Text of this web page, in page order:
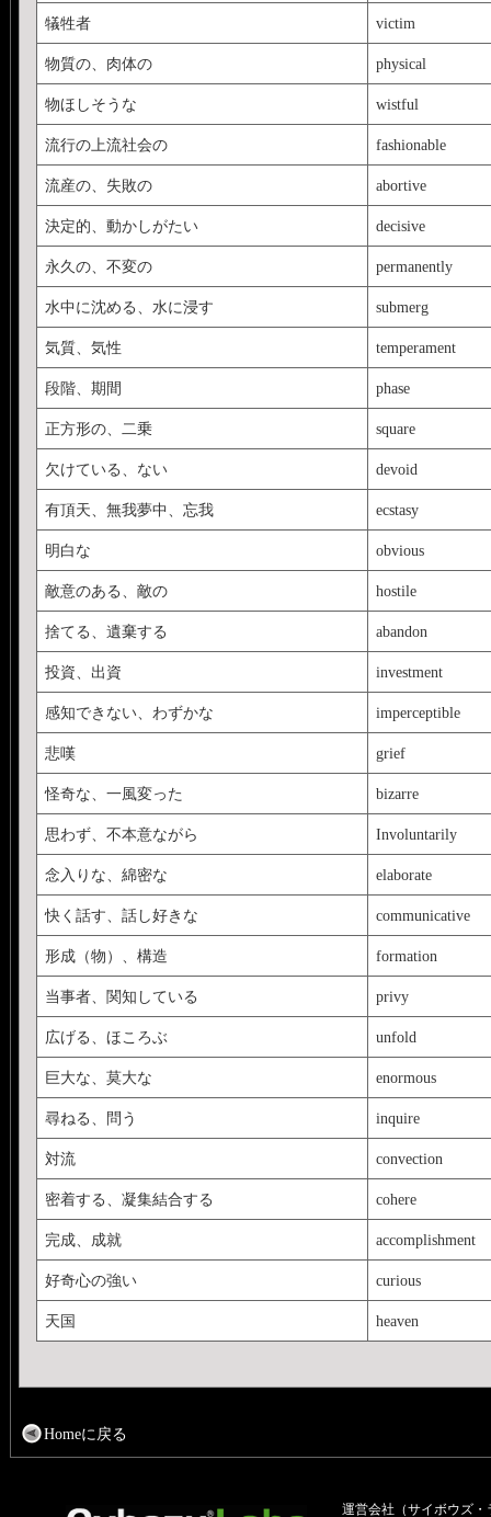
犠牲者 victim
物質の、肉体の physical
物ほしそうな wistful
流行の上流社会の fashionable
流産の、失敗の abortive
決定的、動かしがたい decisive
永久の、不変の permanently
水中に沈める、水に浸す submerg
気質、気性 temperament
段階、期間 phase
正方形の、二乗 square
欠けている、ない devoid
有頂天、無我夢中、忘我 ecstasy
明白な obvious
敵意のある、敵の hostile
捨てる、遺棄する abandon
投資、出資 investment
感知できない、わずかな imperceptible
悲嘆 grief
怪奇な、一風変った bizarre
思わず、不本意ながら Involuntarily
念入りな、綿密な elaborate
快く話す、話し好きな communicative
形成（物）、構造 formation
当事者、関知している privy
広げる、ほころぶ unfold
巨大な、莫大な enormous
尋ねる、問う inquire
対流 convection
密着する、凝集結合する cohere
完成、成就 accomplishment
好奇心の強い curious
天国 heaven
Homeに戻る
運営会社（サイボウズ・